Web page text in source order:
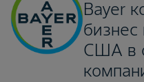
Bayer
бизнес
США в